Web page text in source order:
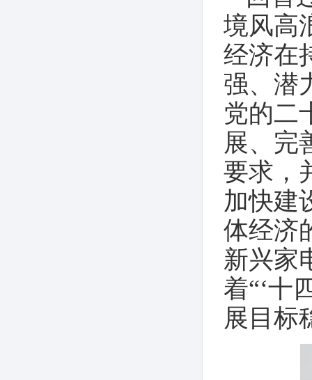
境风高
经济在
强、潜
党的二
展、完
要求，
加快建
体经济
新兴家
着“‘十
展目标